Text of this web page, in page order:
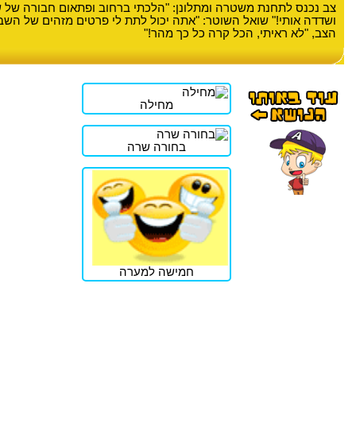
צב נכנס לתחנת משטרה ומתלונן: "הלכתי ברחוב ופתאום חבורה של
ושדדה אותי!" שואל השוטר: "אתה יכול לתת לי פרטים מזהים של
הצב, "לא ראיתי, הכל קרה כל כך מהר!"
מחילה
בחורה שרה
חמישה למערה